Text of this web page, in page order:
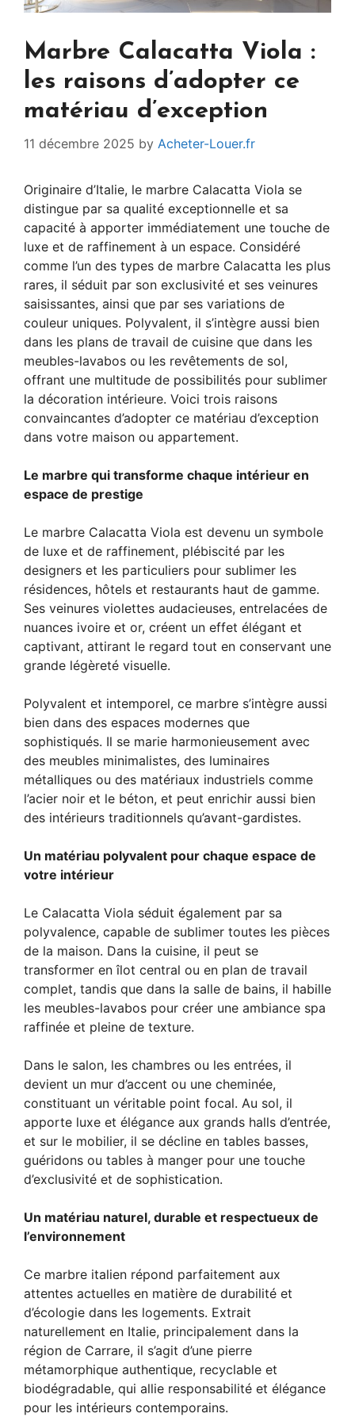
Marbre Calacatta Viola :
les raisons d’adopter ce
matériau d’exception
11 décembre 2025 by Acheter-Louer.fr
Originaire d’Italie, le marbre Calacatta Viola se
distingue par sa qualité exceptionnelle et sa
capacité à apporter immédiatement une touche de
luxe et de raffinement à un espace. Considéré
comme l’un des types de marbre Calacatta les plus
rares, il séduit par son exclusivité et ses veinures
saisissantes, ainsi que par ses variations de
couleur uniques. Polyvalent, il s’intègre aussi bien
dans les plans de travail de cuisine que dans les
meubles-lavabos ou les revêtements de sol,
offrant une multitude de possibilités pour sublimer
la décoration intérieure. Voici trois raisons
convaincantes d’adopter ce matériau d’exception
dans votre maison ou appartement.
Le marbre qui transforme chaque intérieur en
espace de prestige
Le marbre Calacatta Viola est devenu un symbole
de luxe et de raffinement, plébiscité par les
designers et les particuliers pour sublimer les
résidences, hôtels et restaurants haut de gamme.
Ses veinures violettes audacieuses, entrelacées de
nuances ivoire et or, créent un effet élégant et
captivant, attirant le regard tout en conservant une
grande légèreté visuelle.
Polyvalent et intemporel, ce marbre s’intègre aussi
bien dans des espaces modernes que
sophistiqués. Il se marie harmonieusement avec
des meubles minimalistes, des luminaires
métalliques ou des matériaux industriels comme
l’acier noir et le béton, et peut enrichir aussi bien
des intérieurs traditionnels qu’avant-gardistes.
Un matériau polyvalent pour chaque espace de
votre intérieur
Le Calacatta Viola séduit également par sa
polyvalence, capable de sublimer toutes les pièces
de la maison. Dans la cuisine, il peut se
transformer en îlot central ou en plan de travail
complet, tandis que dans la salle de bains, il habille
les meubles-lavabos pour créer une ambiance spa
raffinée et pleine de texture.
Dans le salon, les chambres ou les entrées, il
devient un mur d’accent ou une cheminée,
constituant un véritable point focal. Au sol, il
apporte luxe et élégance aux grands halls d’entrée,
et sur le mobilier, il se décline en tables basses,
guéridons ou tables à manger pour une touche
d’exclusivité et de sophistication.
Un matériau naturel, durable et respectueux de
l’environnement
Ce marbre italien répond parfaitement aux
attentes actuelles en matière de durabilité et
d’écologie dans les logements. Extrait
naturellement en Italie, principalement dans la
région de Carrare, il s’agit d’une pierre
métamorphique authentique, recyclable et
biodégradable, qui allie responsabilité et élégance
pour les intérieurs contemporains.